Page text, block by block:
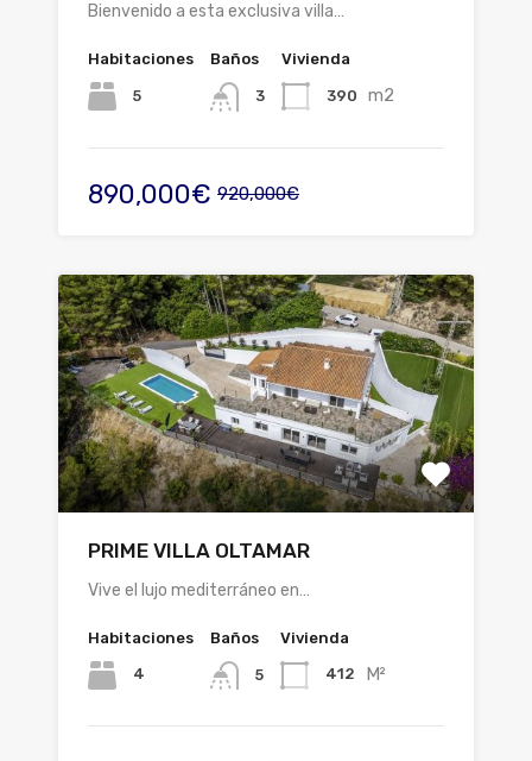
Bienvenido a esta exclusiva villa…
Habitaciones
5
Baños
3
Vivienda
390 m2
890,000€ 920,000€
PRIME VILLA OLTAMAR
Vive el lujo mediterráneo en…
Habitaciones
4
Baños
5
Vivienda
412 M²